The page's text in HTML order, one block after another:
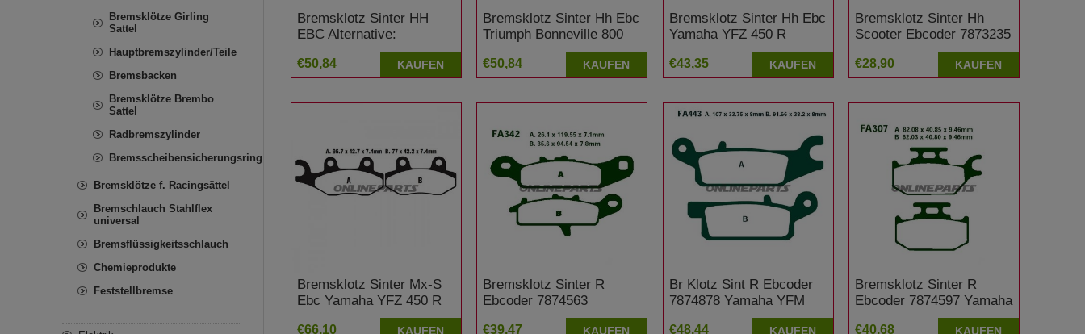
Bremsklotz Sinter HH
EBC Alternative:
7874134/7874142 BMW K
1200 RS 5,0 Zoll Felge
ABS
€50,84 KAUFEN
Bremsklotz Sinter Hh Ebc
Triumph Bonneville 800
€50,84 KAUFEN
Bremsklotz Sinter Hh Ebc
Yamaha YFZ 450 R
€43,35 KAUFEN
Bremsklotz Sinter Hh
Scooter Ebcoder 7873235
Suzuki AN 400 Burgman
€28,90 KAUFEN
Bremsklotz Sinter Mx-S
Ebc Yamaha YFZ 450 R
€66,10 KAUFEN
Bremsklotz Sinter R
Ebcoder 7874563
Kawasaki KFX 700 A KSV
€39,47 KAUFEN
Br Klotz Sint R Ebcoder
7874878 Yamaha YFM
250 R YFM25R
€48,44 KAUFEN
Bremsklotz Sinter R
Ebcoder 7874597 Yamaha
YFM 400 FWA Kodiak
€40,68 KAUFEN
Bremsklötze Girling
Sattel
Hauptbremszylinder/Teile
Bremsbacken
Bremsklötze Brembo
Sattel
Radbremszylinder
Bremsscheibensicherungsring
Bremsklötze f. Racingsättel
Bremschlauch Stahlflex
universal
Bremsflüssigkeitsschlauch
Chemieprodukte
Feststellbremse